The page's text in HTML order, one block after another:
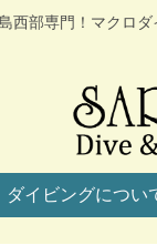
西部専門！マクロ
ダイビングについ